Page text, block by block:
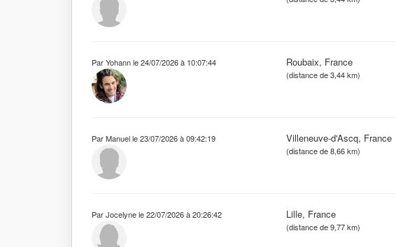
Par Yohann le 24/07/2026 à 10:07:44 Roubaix, France
(distance de 3,44 km)
Par Manuel le 23/07/2026 à 09:42:19 Villeneuve-d'Ascq, France
(distance de 8,66 km)
Par Jocelyne le 22/07/2026 à 20:26:42 Lille, France
(distance de 9,77 km)